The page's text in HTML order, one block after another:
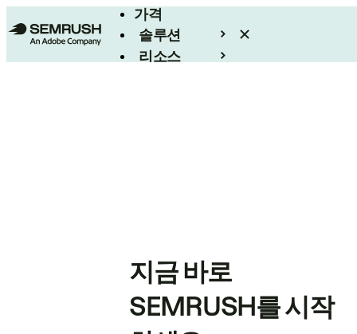
가격
솔루션
리소스
지금 바로
SEMRUSH를 시작